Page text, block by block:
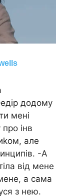
додому
мені
інв
але
-А
від мене
а сама
з нею.